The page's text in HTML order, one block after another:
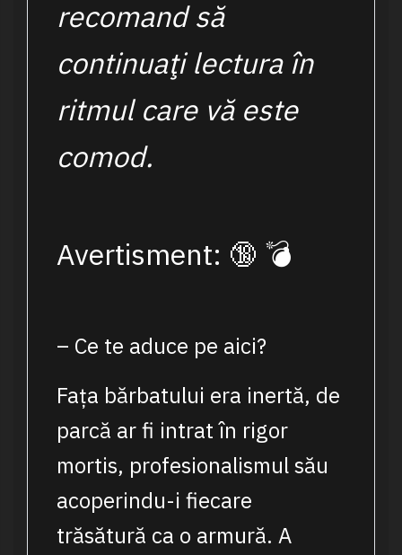
recomand să
continuaţi lectura în
ritmul care vă este
comod.
Avertisment: 🔞 💣
– Ce te aduce pe aici?
Fața bărbatului era inertă, de
parcă ar fi intrat în rigor
mortis, profesionalismul său
acoperindu-i fiecare
trăsătură ca o armură. A